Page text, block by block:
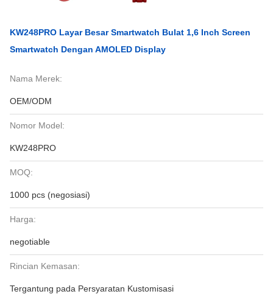
KW248PRO Layar Besar Smartwatch Bulat 1,6 Inch Screen
Smartwatch Dengan AMOLED Display
Nama Merek:
OEM/ODM
Nomor Model:
KW248PRO
MOQ:
1000 pcs (negosiasi)
Harga:
negotiable
Rincian Kemasan:
Tergantung pada Persyaratan Kustomisasi